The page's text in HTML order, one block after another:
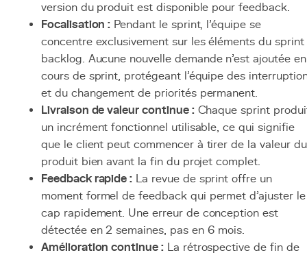
version du produit est disponible pour feedback.
Focalisation : Pendant le sprint, l'équipe se
concentre exclusivement sur les éléments du sprint
backlog. Aucune nouvelle demande n'est ajoutée en
cours de sprint, protégeant l'équipe des
et du changement de priorités permanent.
Livraison de valeur continue :Chaque sprint
un incrément fonctionnel utilisable, ce qui signifie
que le client peut commencer à tirer de la valeur du
produit bien avant la fin du projet complet.
Feedback rapide : La revue de sprint offre un
moment formel de feedback qui permet d'ajuster le
cap rapidement. Une erreur de conception est
détectée en 2 semaines, pas en 6 mois.
Amélioration continue :La rétrospective de fin de